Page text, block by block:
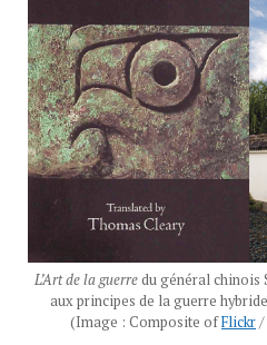
L’Art de la guerredu général chinois
aux principes de la guerre
(Image : Composite ofFlickr/